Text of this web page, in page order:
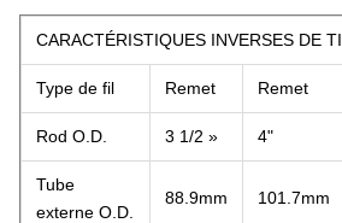
CARACTÉRISTIQUES INVERSES DE
Type de fil Remet Remet
Rod O.D. 3 1/2 » 4"
Tube
externe O.D.
88.9mm 101.7mm